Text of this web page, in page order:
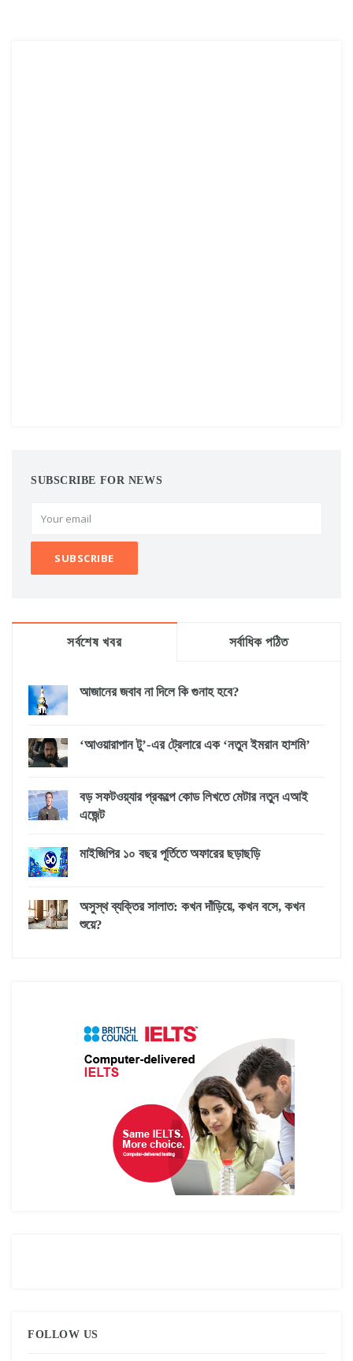
SUBSCRIBE FOR NEWS
সর্বশেষ খবর সর্বাধিক পঠিত
আজানের জবাব না দিলে কি গুনাহ হবে?
‘আওয়ারাপান টু’-এর ট্রেলারে এক ‘নতুন ইমরান হাশমি’
বড় সফটওয়্যার প্রকল্পে কোড লিখতে মেটার নতুন এআই
এজেন্ট
মাইজিপির ১০ বছর পূর্তিতে অফারের ছড়াছড়ি
অসুস্থ ব্যক্তির সালাত: কখন দাঁড়িয়ে, কখন বসে, কখন
শুয়ে?
FOLLOW US